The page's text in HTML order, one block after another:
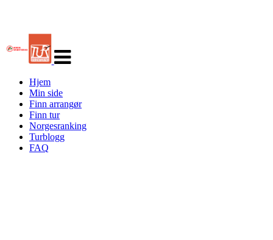
navigasjon
Hjem
Min side
Finn arrangør
Finn tur
Norgesranking
Turblogg
FAQ